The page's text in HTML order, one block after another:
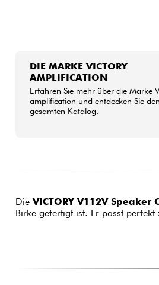
DIE MARKE VICTORY
AMPLIFICATION
Erfahren Sie mehr über die Marke
amplification und entdecken Sie den
gesamten Katalog.
DieVICTORY V112V Speaker
Birke gefertigt ist. Er passt perfekt